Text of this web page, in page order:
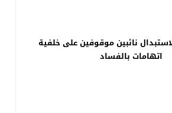
نائبين موقوفين على خلفية
اتهامات بالفساد